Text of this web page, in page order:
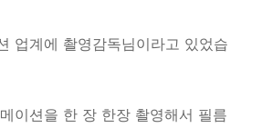
업계에 촬영감독님이라고 있었습
이션을 한 장 한장 촬영해서 필름